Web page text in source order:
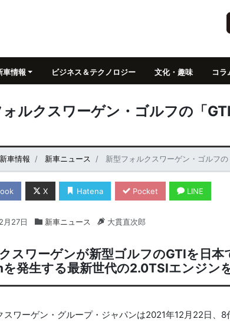
車情報 ビジネス＆テクノロジー 文化・趣味 コラ
ルクスワーゲン・ゴルフの「
新車情報 新車ニュース 新型フォルクスワーゲン・ゴルフ
X Hatena Pocket LINE
月27日 新車ニュース 大貫直次郎
スワーゲンが新型ゴルフのGTIを日
発生する最新世代の2.0TSIエンジン
ワーゲン・グループ・ジャパンは2021年12月22日、8